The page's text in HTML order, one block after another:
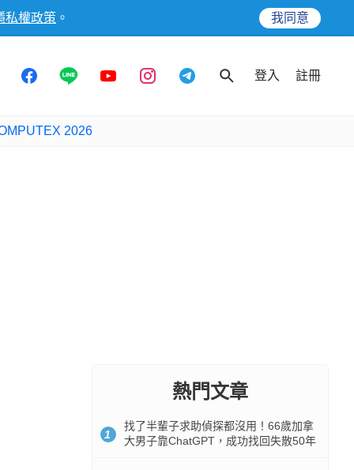
私權政策 。 我同意
登入 註冊
2026
熱門文章
1
找了半輩子求助偵探都沒用！66歲加拿
大男子靠ChatGPT，成功找回失散50年